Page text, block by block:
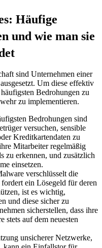
Häufige
und wie man sie
sind Unternehmen einer
Um diese effektiv
Bedrohungen zu
zu implementieren.
Bedrohungen sind
versuchen, sensible
Kreditkartendaten zu
Mitarbeiter regelmäßig
zu erkennen, und zusätzlich
einsetzen.
verschlüsselt die
ein Lösegeld für deren
ist es wichtig,
und diese sicher zu
sicherstellen, dass ihre
stets auf dem neuesten
unsicherer Netzwerke,